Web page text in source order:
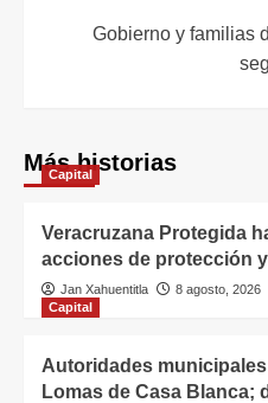
Gobierno y familias
Más historias
Capital
Veracruzana Protegida
acciones de protección
Jan Xahuentitla
8 agosto, 2026
Capital
Autoridades
Lomas de Casa Blanca;